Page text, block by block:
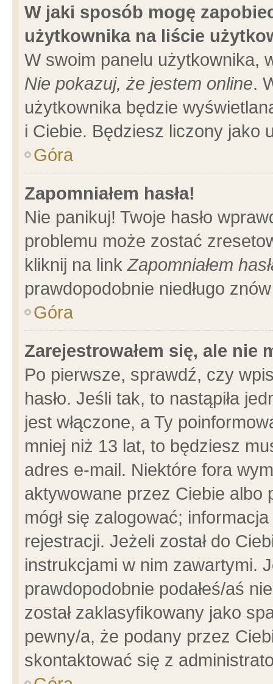
W jaki sposób mogę
użytkownika na liście
W swoim panelu użytkownika,
Nie pokazuj, że jestem online.
użytkownika będzie
i Ciebie. Będziesz liczony jako
Góra
Zapomniałem hasła!
Nie panikuj! Twoje hasło
problemu może zostać
kliknij na linkZapomniałem
prawdopodobnie niedługo
Góra
Zarejestrowałem się, ale nie
Po pierwsze, sprawdź, czy
hasło. Jeśli tak, to nastąpiła
jest włączone, a Ty
mniej niż 13 lat, to będziesz
adres e-mail. Niektóre fora
aktywowane przez Ciebie albo
mógł się zalogować;
rejestracji. Jeżeli został do
instrukcjami w nim zawartymi.
prawdopodobnie podałeś/aś
został zaklasyfikowany jako
pewny/a, że podany przez
skontaktować się z